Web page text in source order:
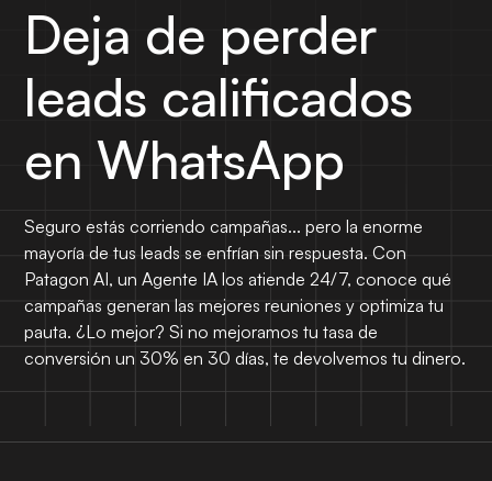
Deja de perder
leads calificados
en WhatsApp
Seguro estás corriendo campañas... pero la enorme
mayoría de tus leads se enfrían sin respuesta. Con
Patagon AI, un Agente IA los atiende 24/7, conoce qué
campañas generan las mejores reuniones y optimiza tu
pauta. ¿Lo mejor? Si no mejoramos tu tasa de
conversión un 30% en 30 días, te devolvemos tu dinero.